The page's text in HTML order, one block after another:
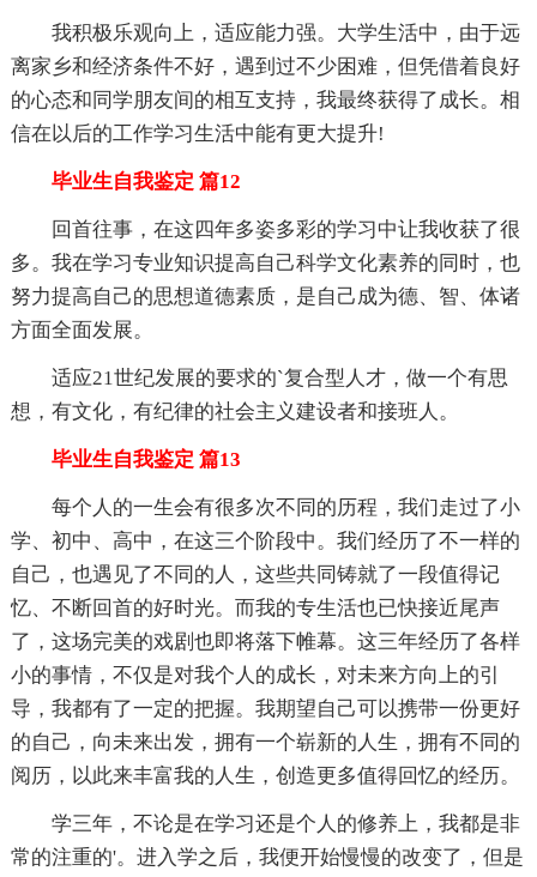
我积极乐观向上，适应能力强。大学生活中，由于远
离家乡和经济条件不好，遇到过不少困难，但凭借着良好
的心态和同学朋友间的相互支持，我最终获得了成长。相
信在以后的工作学习生活中能有更大提升!
毕业生自我鉴定 篇12
回首往事，在这四年多姿多彩的学习中让我收获了很
多。我在学习专业知识提高自己科学文化素养的同时，也
努力提高自己的思想道德素质，是自己成为德、智、体诸
方面全面发展。
适应21世纪发展的要求的`复合型人才，做一个有思
想，有文化，有纪律的社会主义建设者和接班人。
毕业生自我鉴定 篇13
每个人的一生会有很多次不同的历程，我们走过了小
学、初中、高中，在这三个阶段中。我们经历了不一样的
自己，也遇见了不同的人，这些共同铸就了一段值得记
忆、不断回首的好时光。而我的专生活也已快接近尾声
了，这场完美的戏剧也即将落下帷幕。这三年经历了各样
小的事情，不仅是对我个人的成长，对未来方向上的引
导，我都有了一定的把握。我期望自己可以携带一份更好
的自己，向未来出发，拥有一个崭新的人生，拥有不同的
阅历，以此来丰富我的人生，创造更多值得回忆的经历。
学三年，不论是在学习还是个人的修养上，我都是非
常的注重的'。进入学之后，我便开始慢慢的改变了，但是